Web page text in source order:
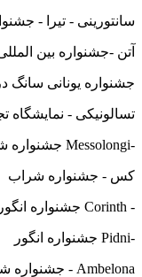
سانتورینی - تیرا -
آتن -جشنواره بین
جشنواره یونانی سانگ
تسالونیکی - نمایشگاه
-Messolongi جشنواره شعر و هنر لرد بایرون
کس - جشنواره شراب
- Corinth جشنواره انگور
-Pidni جشنواره انگور
Ambelona - جشنواره شراب